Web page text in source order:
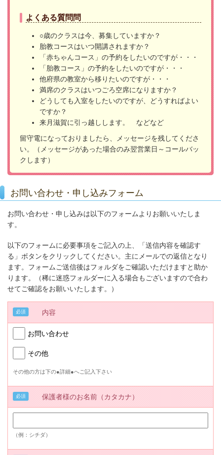
よくある質問問
○歳のクラスは今、募集していますか？
胎教コースはいつ開講されますか？
「赤ちゃんコース」の予約をしたいのですが・・・
「胎教コース」の予約をしたいのですが・・・
他府県の教室から移りたいのですが・・・
満席のクラスはいつごろ空席になりますか？
どうしても入室をしたいのですが、どうすればよい
ですか？
来月滋賀に引っ越しします。 などなど
留守電になっておりましたら、メッセージを残してくださ
い。（メッセージがあった場合のみ翌営業日～コールバッ
クします）
お問い合わせ・申し込みフォーム
お問い合わせ・申し込みは以下のフォームよりお願いいたしま
す。
以下のフォームに必要事項をご記入の上、「送信内容を確認す
る」ボタンをクリックしてください。主にメールでの返信となり
ます。フォームご送信後はフォルダをご確認いただけますと助か
ります。（稀に迷惑フォルダーに入る場合もございますので合わ
せてご確認をお願いいたします。）
内容
必須
お問い合わせ
その他
その他の方は下の●詳細●へご記入下さい
保護者様のお名前（カタカナ）
必須
（例：シチダ）